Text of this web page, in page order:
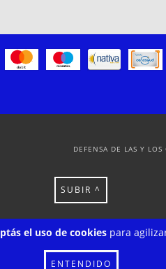
el uso de cookies para
ENTENDIDO
DEFENSA DE LAS Y
SUBIR ^